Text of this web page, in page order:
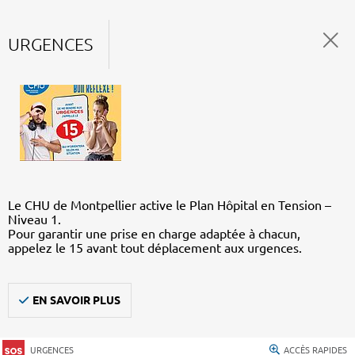
URGENCES
Le CHU de Montpellier active le Plan Hôpital en Tension –
Niveau 1.
Pour garantir une prise en charge adaptée à chacun,
appelez le 15 avant tout déplacement aux urgences.
EN SAVOIR PLUS
URGENCES ACCÈS RAPIDES